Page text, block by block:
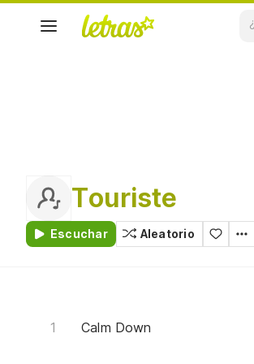
Touriste
Escuchar Aleatorio
Calm Down